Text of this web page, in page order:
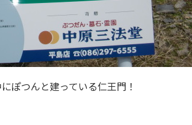
ぽつんと建っている仁王門！